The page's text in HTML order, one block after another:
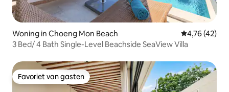
Woning in Choeng Mon Beach Gemiddelde
4,76 (42)
3 Bed/ 4 Bath Single-Level Beachside SeaView Villa
Favoriet van gasten
Favoriet van gasten